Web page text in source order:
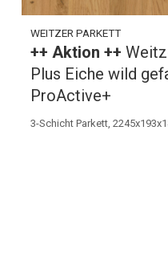
WEITZER PARKETT
++ Aktion ++
Plus Eiche wild
ProActive+
3-Schicht Parkett,